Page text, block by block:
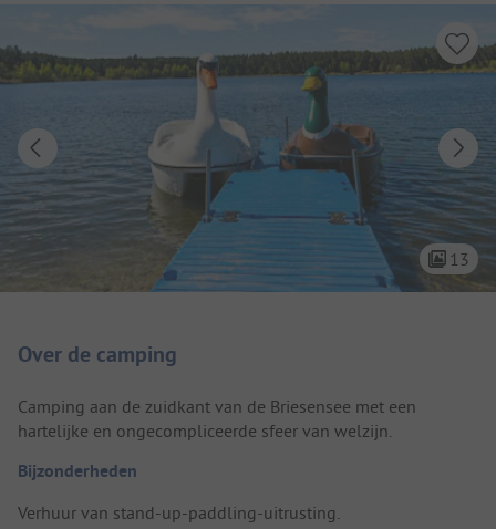
13
Over de camping
Camping aan de zuidkant van de Briesensee met een
hartelijke en ongecompliceerde sfeer van welzijn.
Bijzonderheden
Verhuur van stand-up-paddling-uitrusting.